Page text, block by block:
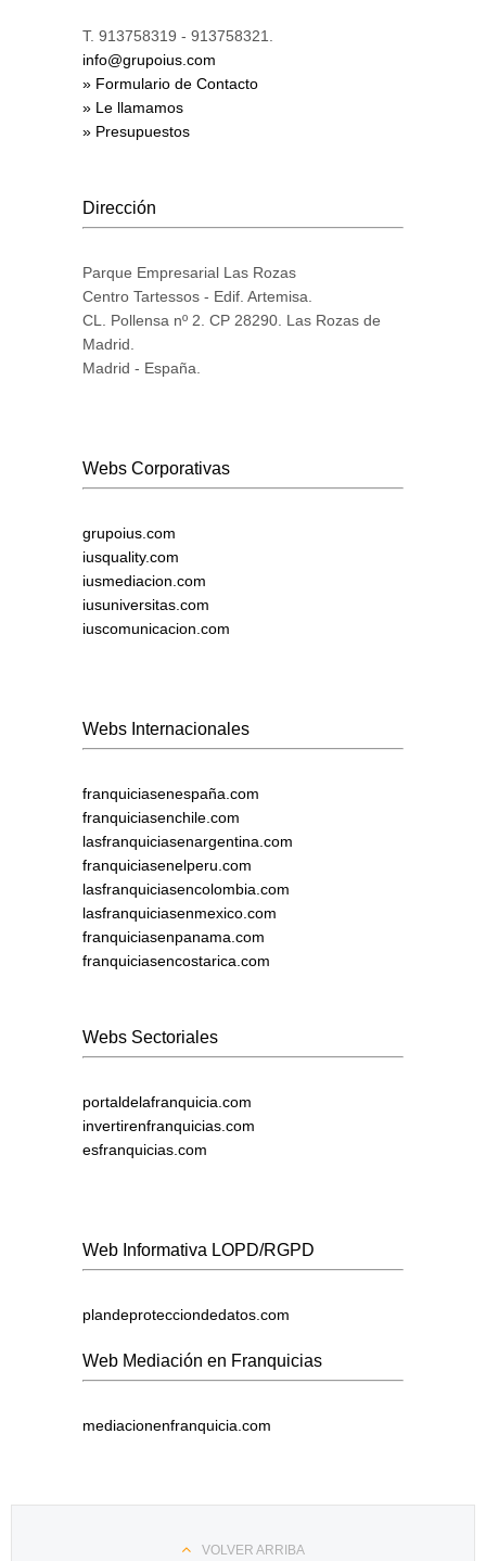
T. 913758319 - 913758321.
info@grupoius.com
» Formulario de Contacto
» Le llamamos
» Presupuestos
Dirección
Parque Empresarial Las Rozas
Centro Tartessos - Edif. Artemisa.
CL. Pollensa nº 2. CP 28290. Las Rozas de
Madrid.
Madrid - España.
Webs Corporativas
grupoius.com
iusquality.com
iusmediacion.com
iusuniversitas.com
iuscomunicacion.com
Webs Internacionales
franquiciasenespaña.com
franquiciasenchile.com
lasfranquiciasenargentina.com
franquiciasenelperu.com
lasfranquiciasencolombia.com
lasfranquiciasenmexico.com
franquiciasenpanama.com
franquiciasencostarica.com
Webs Sectoriales
portaldelafranquicia.com
invertirenfranquicias.com
esfranquicias.com
Web Informativa LOPD/RGPD
plandeprotecciondedatos.com
Web Mediación en Franquicias
mediacionenfranquicia.com
VOLVER ARRIBA